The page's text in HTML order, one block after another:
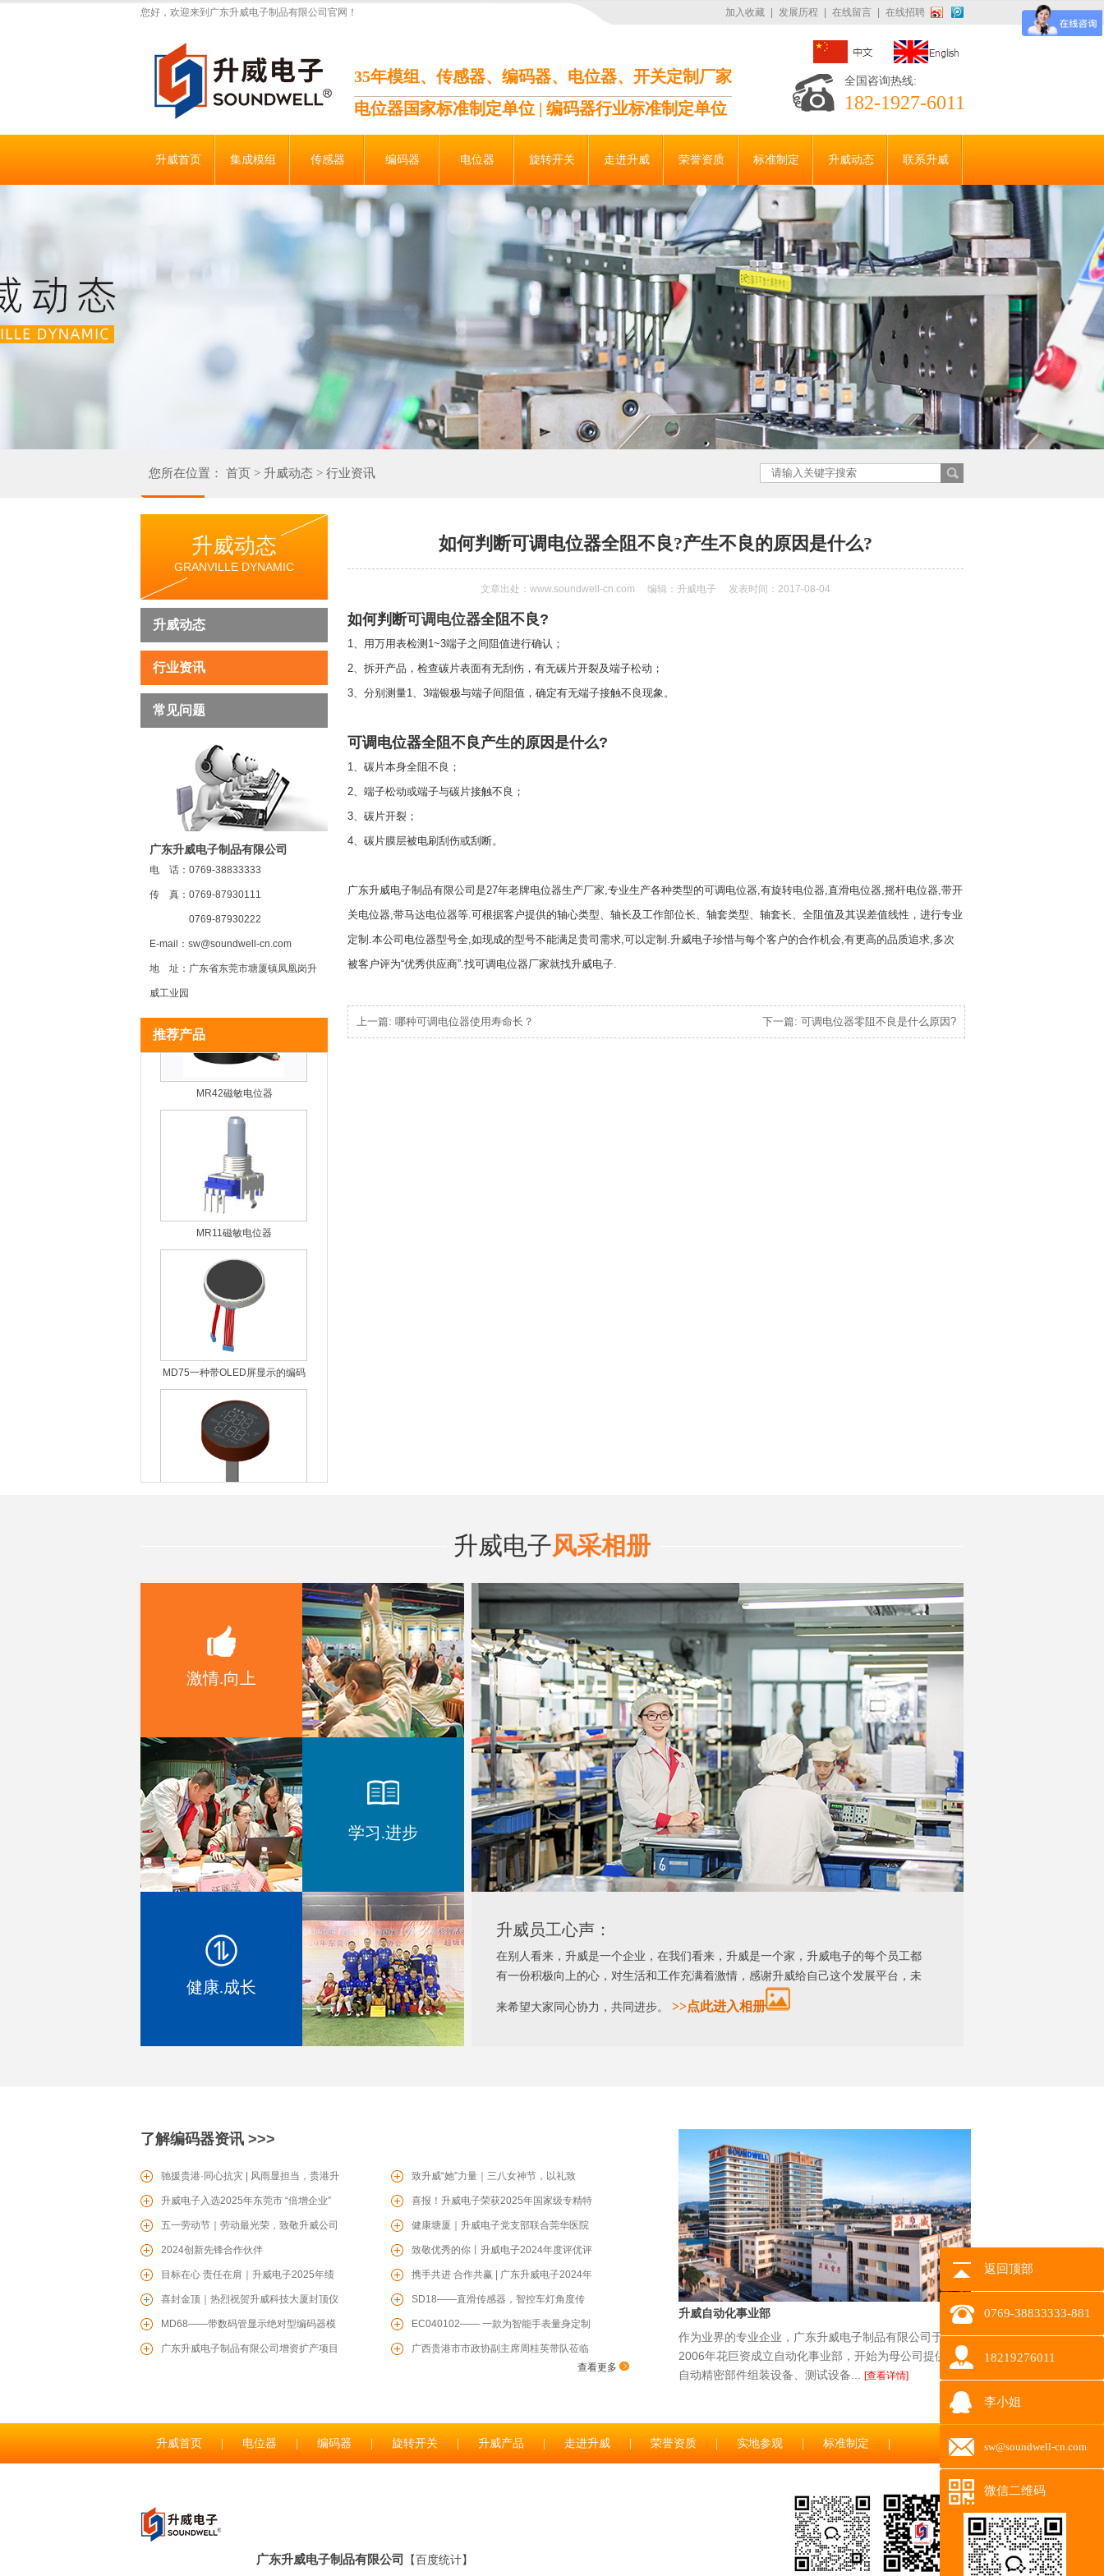
加入收藏 发展历程 在线留言 在线招聘
您好，欢迎来到广东升威电子制品有限公司官网！
全国咨询热线:
182-1927-6011
35年模组、传感器、编码器、电位器、开关定制厂家
电位器国家标准制定单位 | 编码器行业标准制定单位
升威首页 集成模组 传感器 编码器 电位器 旋转开关 走进升威 荣誉资质 标准制定 升威动态 联系升威
您所在位置： 首页 > 升威动态 > 行业资讯
升威动态
GRANVILLE DYNAMIC
升威动态
行业资讯
常见问题
广东升威电子制品有限公司
电 话：0769-38833333
传 真：0769-87930111
0769-87930222
E-mail：sw@soundwell-cn.com
地 址：广东省东莞市塘厦镇凤凰岗升
威工业园
推荐产品
MR22 磁敏电位器
MR11磁敏电位器
MD75一种带OLED屏显示的编码
器模组
MD52带OLED显示旋钮模组
EC1604 增量型编码器
RS1706塑胶轴旋转多路开关
如何判断可调电位器全阻不良?产生不良的原因是什么?
文章出处：www.soundwell-cn.com 编辑：升威电子 发表时间：2017-08-04
如何判断可调电位器全阻不良?
1、用万用表检测1~3端子之间阻值进行确认；
2、拆开产品，检查碳片表面有无刮伤，有无碳片开裂及端子松动；
3、分别测量1、3端银极与端子间阻值，确定有无端子接触不良现象。
可调电位器全阻不良产生的原因是什么?
1、碳片本身全阻不良；
2、端子松动或端子与碳片接触不良；
3、碳片开裂；
4、碳片膜层被电刷刮伤或刮断。
广东升威电子制品有限公司是27年老牌电位器生产厂家,专业生产各种类型的可调电位器,有旋转电位器,直滑电位器,摇杆电位器,带开
关电位器,带马达电位器等.可根据客户提供的轴心类型、轴长及工作部位长、轴套类型、轴套长、全阻值及其误差值线性，进行专业
定制.本公司电位器型号全,如现成的型号不能满足贵司需求,可以定制.升威电子珍惜与每个客户的合作机会,有更高的品质追求,多次
被客户评为“优秀供应商”.找可调电位器厂家就找升威电子.
上一篇: 哪种可调电位器使用寿命长？ 下一篇: 可调电位器零阻不良是什么原因?
升威电子风采相册
激情.向上
学习.进步
健康.成长
升威员工心声：
在别人看来，升威是一个企业，在我们看来，升威是一个家，升威电子的每个员工都
有一份积极向上的心，对生活和工作充满着激情，感谢升威给自己这个发展平台，未
来希望大家同心协力，共同进步。 >>点此进入相册
了解编码器资讯 >>>
驰援贵港·同心抗灾 | 风雨显担当，贵港升
威爱心驰援贵港防汛一线
致升威“她”力量｜三八女神节，以礼致
暖，共赴芳华
升威电子入选2025年东莞市 “倍增企业”
名单
喜报！升威电子荣获2025年国家级专精特
新“小巨人”企业
五一劳动节｜劳动最光荣，致敬升威公司
每一位辛勤的劳动者！
健康塘厦｜升威电子党支部联合莞华医院
党支部开展“两企三新”党建联学共建、健
康联盟活动
2024创新先锋合作伙伴 致敬优秀的你丨升威电子2024年度评优评
先表彰大会圆满举行
目标在心 责任在肩｜升威电子2025年绩
效目标责任书签约仪式圆满召开
携手共进 合作共赢 | 广东升威电子2024年
度供应商赋能培训会圆满成功
喜封金顶｜热烈祝贺升威科技大厦封顶仪
式圆满举行
SD18——直滑传感器，智控车灯角度传
感器，为您保驾护航
MD68——带数码管显示绝对型编码器模
组
EC040102—— 一款为智能手表量身定制
的增量型编码器
广东升威电子制品有限公司增资扩产项目 广西贵港市市政协副主席周桂英带队莅临
查看更多
升威自动化事业部
作为业界的专业企业，广东升威电子制品有限公司于
2006年花巨资成立自动化事业部，开始为母公司提供全
自动精密部件组装设备、测试设备...
[查看详情]
返回顶部
0769-38833333-881
18219276011
李小姐
sw@soundwell-cn.com
微信二维码
升威首页 电位器 编码器 旋转开关 升威产品 走进升威 荣誉资质 实地参观 标准制定
广东升威电子制品有限公司 【百度统计】